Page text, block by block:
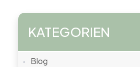
KATEGORIEN
Blog